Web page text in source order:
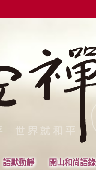
語默動靜 開山和尚語錄